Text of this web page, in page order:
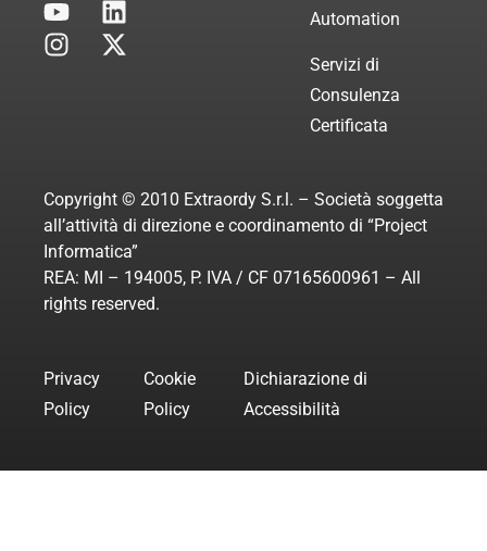
Automation
Servizi di
Consulenza
Certificata
Copyright © 2010 Extraordy S.r.l. – Società soggetta
all’attività di direzione e coordinamento di “Project
Informatica”
REA: MI – 194005, P. IVA / CF 07165600961 – All
rights reserved.
Privacy
Policy
Cookie
Policy
Dichiarazione di
Accessibilità